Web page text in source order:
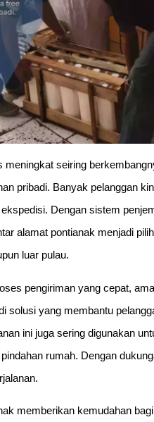
seiring
pribadi. Banyak pelanggan
Dengan sistem
alamat pontianak menjadi
luar pulau.
pengiriman yang cepat,
solusi yang membantu
ini juga sering digunakan
rumah. Dengan
memberikan kemudahan